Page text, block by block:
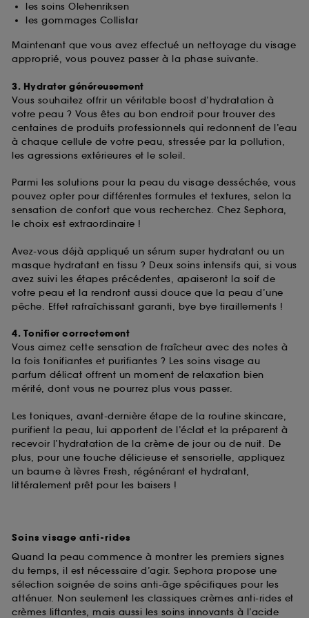
les soins Olehenriksen
les gommages Collistar
Maintenant que vous avez effectué un nettoyage du visage
approprié, vous pouvez passer à la phase suivante.
3. Hydrater généreusement
Vous souhaitez offrir un véritable boost d’hydratation à
votre peau ? Vous êtes au bon endroit pour trouver des
centaines de produits professionnels qui redonnent de l’eau
à chaque cellule de votre peau, stressée par la pollution,
les agressions extérieures et le soleil.
Parmi les solutions pour la peau du visage desséchée, vous
pouvez opter pour différentes formules et textures, selon la
sensation de confort que vous recherchez. Chez Sephora,
le choix est extraordinaire !
Avez-vous déjà appliqué un sérum super hydratant ou un
masque hydratant en tissu ? Deux soins intensifs qui, si vous
avez suivi les étapes précédentes, apaiseront la soif de
votre peau et la rendront aussi douce que la peau d’une
pêche. Effet rafraîchissant garanti, bye bye tiraillements !
4. Tonifier correctement
Vous aimez cette sensation de fraîcheur avec des notes à
la fois tonifiantes et purifiantes ? Les soins visage au
parfum délicat offrent un moment de relaxation bien
mérité, dont vous ne pourrez plus vous passer.
Les toniques, avant-dernière étape de la routine skincare,
purifient la peau, lui apportent de l’éclat et la préparent à
recevoir l’hydratation de la crème de jour ou de nuit. De
plus, pour une touche délicieuse et sensorielle, appliquez
un baume à lèvres Fresh, régénérant et hydratant,
littéralement prêt pour les baisers !
Soins visage anti-rides
Quand la peau commence à montrer les premiers signes
du temps, il est nécessaire d’agir. Sephora propose une
sélection soignée de soins anti-âge spécifiques pour les
atténuer. Non seulement les classiques crèmes anti-rides et
crèmes liftantes, mais aussi les soins innovants à l’acide